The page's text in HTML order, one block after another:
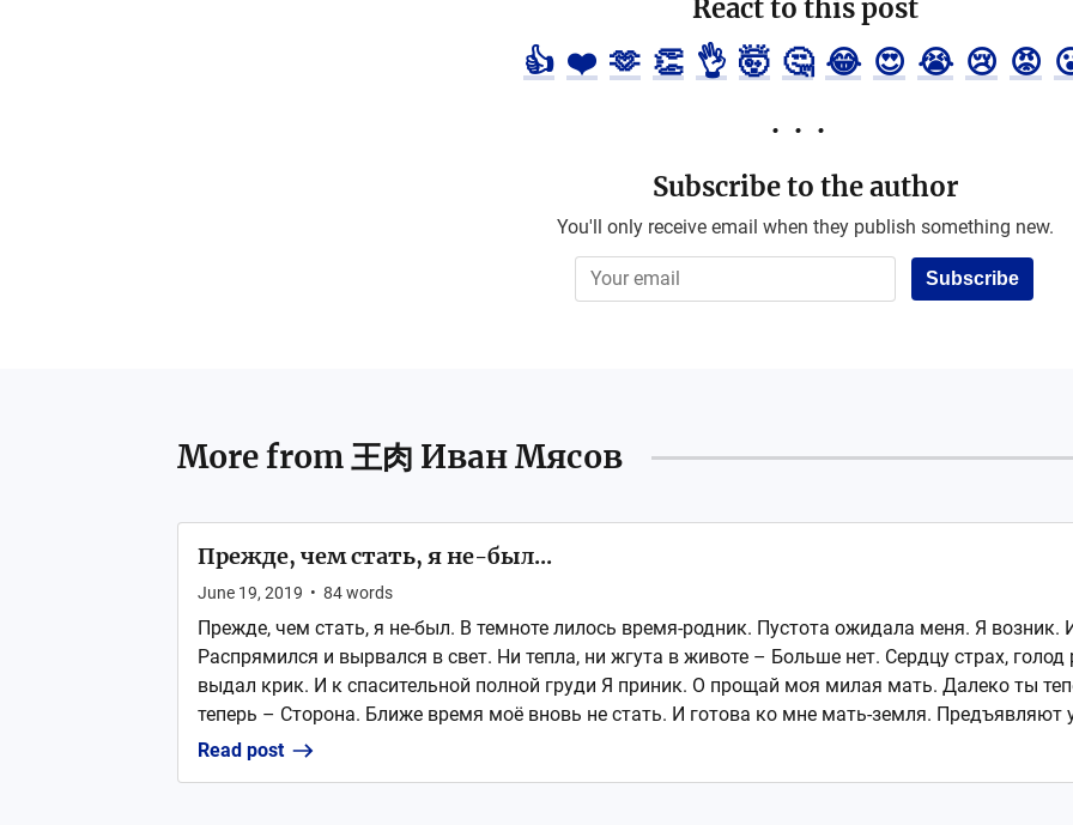
React to this post
👍 ❤️ 🫶 👏 👌 🤯 🤔 😂 😍 😭 😢 😡
Subscribe to the author
You'll only receive email when they publish something new.
Subscribe
More from王肉 Иван Мясов
Прежде, чем стать, я не-был...
June 19, 2019 • 84words
Прежде, чем стать, я не-был. В темноте лилось время-родник. Пустота ожидала меня. Я возник.
Распрямился и вырвался в свет. Ни тепла, ни жгута в животе – Больше нет. Сердцу страх, голод
выдал крик. И к спасительной полной груди Я приник. О прощай моя милая мать. Далеко ты
теперь – Сторона. Ближе время моё вновь не стать. И готова ко мне мать-земля. Предъявляют
Read post